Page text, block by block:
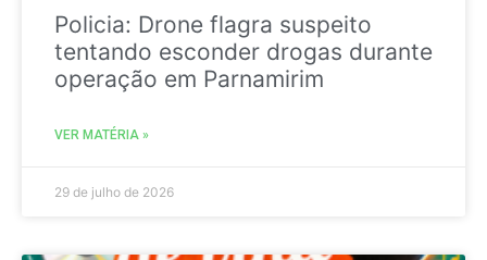
Policia: Drone flagra suspeito
tentando esconder drogas durante
operação em Parnamirim
VER MATÉRIA »
29 de julho de 2026